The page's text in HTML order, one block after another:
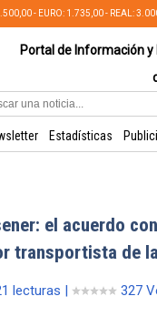
- EURO: 1.735,00 - REAL:
Portal de Información
Estadísticas
el acuerdo
transportista de
lecturas | 327